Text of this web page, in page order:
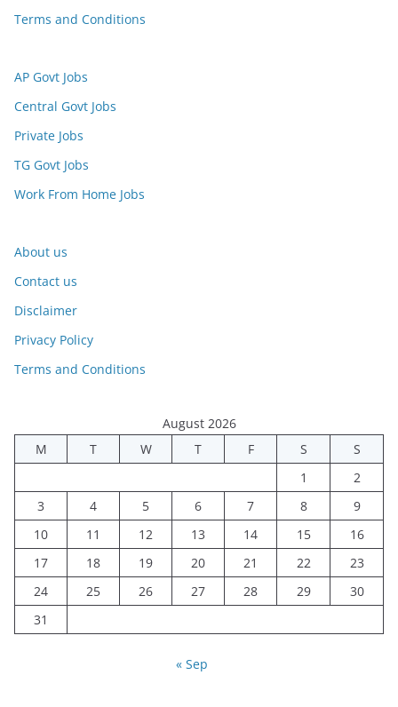
Terms and Conditions
AP Govt Jobs
Central Govt Jobs
Private Jobs
TG Govt Jobs
Work From Home Jobs
About us
Contact us
Disclaimer
Privacy Policy
Terms and Conditions
August 2026
M
T W T F S
S
1
2
3
4 5 6 7 8
9
10
11 12 13 14 15
16
17
18 19 20 21 22
23
24
25 26 27 28 29
30
31
« Sep